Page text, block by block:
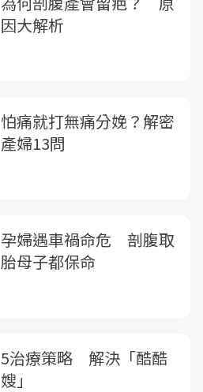
因大解析
怕痛就打無痛分娩？解密
產婦13問
孕婦遇車禍命危 剖腹取
胎母子都保命
5治療策略 解決「酷酷
嫂」